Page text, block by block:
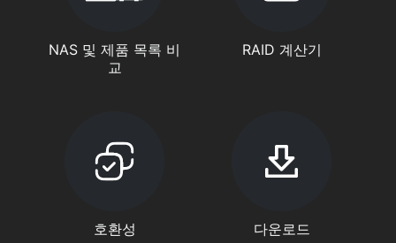
NAS 및 제품 목록 비
교
RAID 계산기
호환성 다운로드